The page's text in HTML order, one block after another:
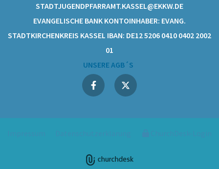
STADTJUGENDPFARRAMT.KASSEL@EKKW.DE
EVANGELISCHE BANK KONTOINHABER: EVANG.
STADTKIRCHENKREIS KASSEL IBAN: DE12 5206 0410 0402 2002
01
UNSERE AGB´S